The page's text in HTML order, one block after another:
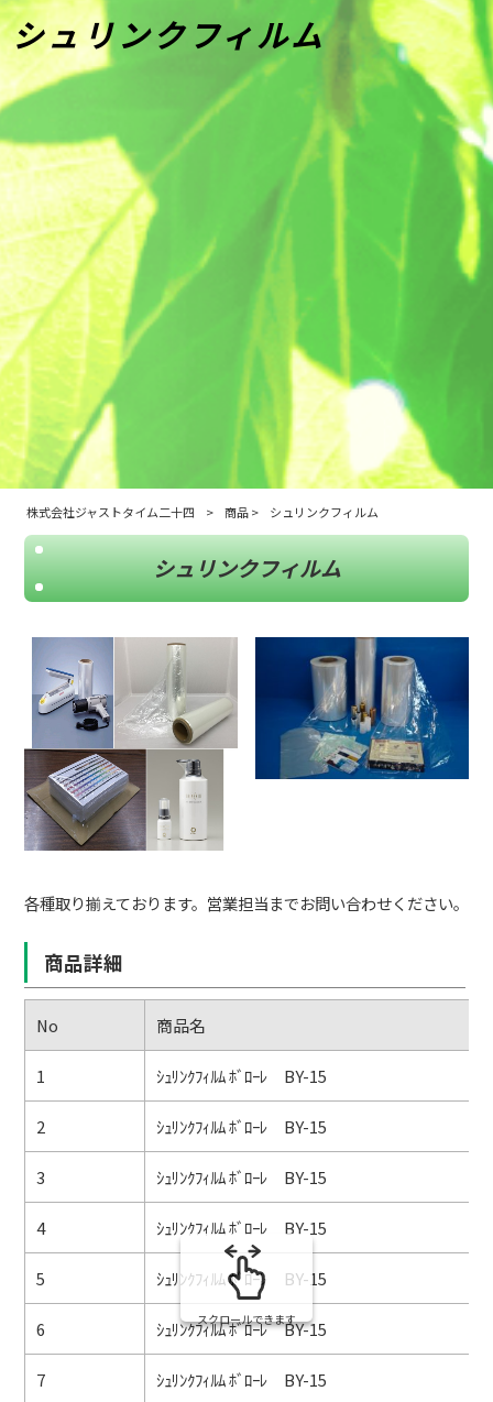
シュリンクフィルム
株式会社ジャストタイム二十四 > 商品> シュリンクフィルム
シュリンクフィルム
各種取り揃えております。営業担当までお問い合わせください。
商品詳細
No 商品名
1 ｼｭﾘﾝｸﾌｨﾙﾑ ﾎﾞﾛｰﾚ BY-15
2 ｼｭﾘﾝｸﾌｨﾙﾑ ﾎﾞﾛｰﾚ BY-15
3 ｼｭﾘﾝｸﾌｨﾙﾑ ﾎﾞﾛｰﾚ BY-15
4 ｼｭﾘﾝｸﾌｨﾙﾑ ﾎﾞﾛｰﾚ BY-15
5 ｼｭﾘﾝｸﾌｨﾙﾑ ﾎﾞﾛｰﾚ BY-15
6 ｼｭﾘﾝｸﾌｨﾙﾑ ﾎﾞﾛｰﾚ BY-15
7 ｼｭﾘﾝｸﾌｨﾙﾑ ﾎﾞﾛｰﾚ BY-15
スクロールできます